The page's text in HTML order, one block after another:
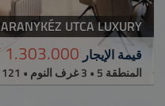
ARANYKÉZ UTCA LUXURY
قيمة الإيجار 1.303.000 HUF
المنطقة 5 • 3 غرف النوم • 121 m